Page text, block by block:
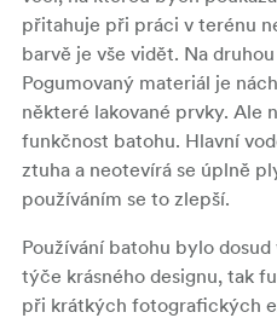
přitahuje při práci v terénu
barvě je vše vidět. Na
Pogumovaný materiál je
některé lakované prvky. Ale
funkčnost batohu. Hlavní
ztuha a neotevírá se úplně
používáním se to zlepší.
Používání batohu bylo
týče krásného designu, tak
při krátkých fotografických